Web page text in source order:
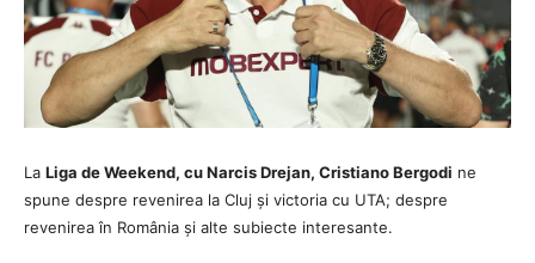
La Liga de Weekend, cu Narcis Drejan, Cristiano Bergodi ne
spune despre revenirea la Cluj și victoria cu UTA; despre
revenirea în România și alte subiecte interesante.